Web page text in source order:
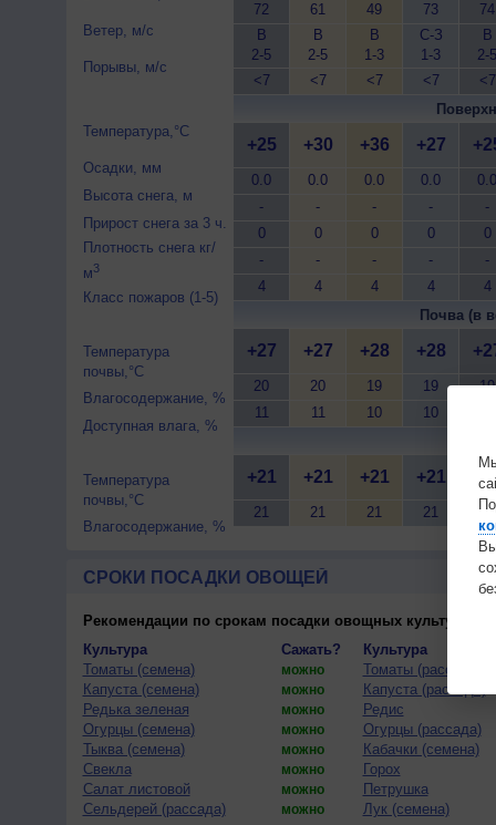
Ветер, м/с
Порывы, м/с
Температура,°C
Осадки, мм
Высота снега, м
Прирост снега за 3 ч.
Плотность снега кг/
м3
Класс пожаров (1-5)
Температура
почвы,°C
Влагосодержание, %
Доступная влага, %
Температура
почвы,°C
Влагосодержание, %
72
В
2-5
<7
61
В
2-5
<7
49
В
1-3
<7
73
С-З
1-3
<7
74
В
2-5
<7
+25
0.0
-
0
-
4
+30
0.0
-
0
-
4
+36
0.0
-
0
-
4
+27
0.0
-
0
-
4
0.0
-
0
-
4
Почва (в
+27
20
11
+27
20
11
+28
19
10
+28
19
10
19
+21
21
+21
21
+21
21
+21
21 21
СРОКИ ПОСАДКИ ОВОЩЕЙ
Рекомендации по срокам посадки овощных культур
Культура
Сажать? Культура
Томаты (семена)
можно Томаты (рассада)
Капуста (семена) можно Капуста (рассада)
Редька зеленая можно Редис
Огурцы (семена) можно Огурцы (рассада)
Тыква (семена) можно Кабачки (семена)
Свекла можно Горох
Салат листовой можно Петрушка
Сельдерей (рассада) можно Лук (семена)